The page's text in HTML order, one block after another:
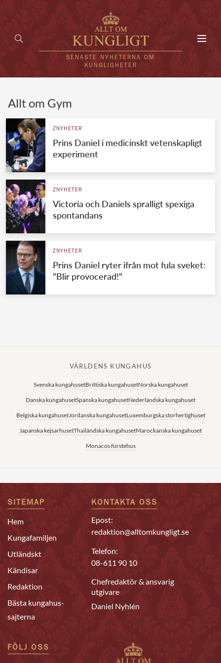
SENASTE NYHETERNA OM
KUNGLIGHETER
UTLÄNDSKT
VÄRLDENS KUNGAHUS
Svenska kungahuset
Brittiska kungahuset
Danska kungahuset
Spanska kungahuset
REDAKTION
Allt om Gym
ZNYHETER
Prins Daniel i medicinskt vetenskapligt
experiment
ZNYHETER
Victoria och Daniels spralligt spexiga
spontandans
ZNYHETER
Prins Daniel ryter ifrån mot fula sveket:
"Blir provocerad!"
VÄRLDENS KUNGAHUS
Svenska kungahusetBrittiska kungahusetNorska kungahuset
Danska kungahusetSpanska kungahusetNederländska kungahuset
Belgiska kungahusetJordanska kungahusetLuxemburgska storhertighuset
Japanska kejsarhusetThailändska kungahusetMarockanska kungahuset
Monacos furstehus
SITEMAP
Hem
Kungafamiljen
Utländskt
Kändisar
Redaktion
Bästa kungahus-
sajterna
KONTAKTA OSS
Epost:
redaktion@alltomkungligt.se
Telefon:
08-611 90 10
Chefredaktör & ansvarig
utgivare
Daniel Nyhlén
FÖLJ OSS